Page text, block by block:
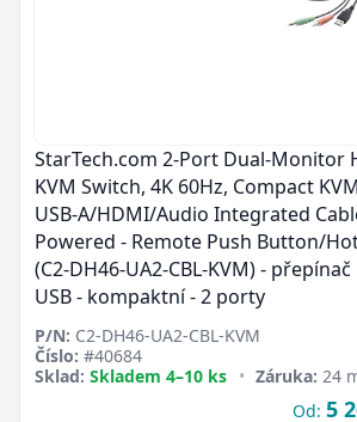
StarTech.com 2-Port Dual-Monitor
KVM Switch, 4K 60Hz, Compact
USB-A/HDMI/Audio Integrated
Powered - Remote Push Button/
(C2-DH46-UA2-CBL-KVM) -
USB - kompaktní - 2 porty
P/N: C2-DH46-UA2-CBL-KVM
Číslo: #40684
Sklad: Skladem 4–10 ks • Záruka: 24
Od: 5